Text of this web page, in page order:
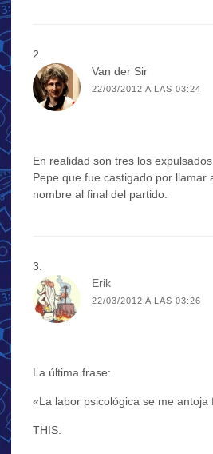
Van der Sir
22/03/2012 A LAS 03:24
En realidad son tres los
Pepe que fue castigado por llamar
nombre al final del partido.
Erik
22/03/2012 A LAS 03:26
La última frase:
«La labor psicológica se me antoja
THIS.